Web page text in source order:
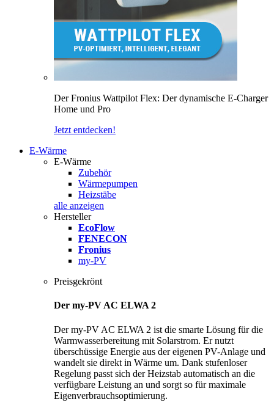
Der Fronius Wattpilot Flex: Der dynamische E-Charger
Home und Pro
Jetzt entdecken!
E-Wärme
E-Wärme
Zubehör
Wärmepumpen
Heizstäbe
alle anzeigen
Hersteller
EcoFlow
FENECON
Fronius
my-PV
Preisgekrönt
Der my-PV AC ELWA 2
Der my-PV AC ELWA 2 ist die smarte Lösung für die
Warmwasserbereitung mit Solarstrom. Er nutzt
überschüssige Energie aus der eigenen PV-Anlage und
wandelt sie direkt in Wärme um. Dank stufenloser
Regelung passt sich der Heizstab automatisch an die
verfügbare Leistung an und sorgt so für maximale
Eigenverbrauchsoptimierung.